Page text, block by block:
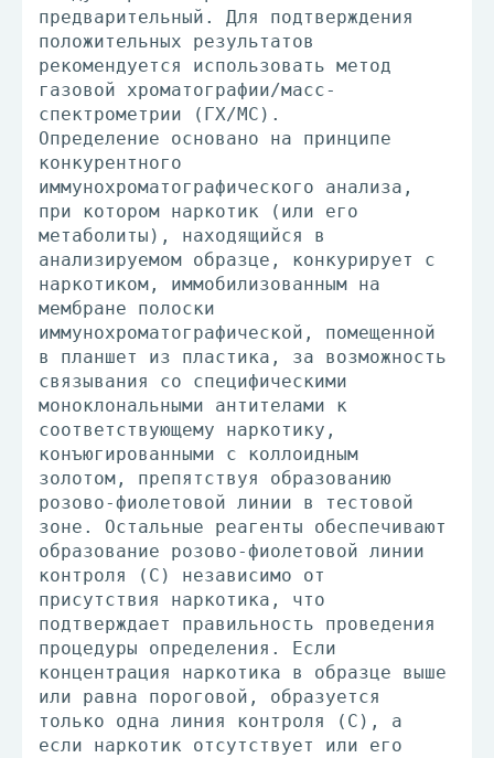
предварительный. Для подтверждения
положительных результатов
рекомендуется использовать метод
газовой хроматографии/масс-
спектрометрии (ГХ/МС).
Определение основано на принципе
конкурентного
иммунохроматографического анализа,
при котором наркотик (или его
метаболиты), находящийся в
анализируемом образце, конкурирует с
наркотиком, иммобилизованным на
мембране полоски
иммунохроматографической, помещенной
в планшет из пластика, за возможность
связывания со специфическими
моноклональными антителами к
соответствующему наркотику,
конъюгированными с коллоидным
золотом, препятствуя образованию
розово-фиолетовой линии в тестовой
зоне. Остальные реагенты обеспечивают
образование розово-фиолетовой линии
контроля (С) независимо от
присутствия наркотика, что
подтверждает правильность проведения
процедуры определения. Если
концентрация наркотика в образце выше
или равна пороговой, образуется
только одна линия контроля (С), а
если наркотик отсутствует или его